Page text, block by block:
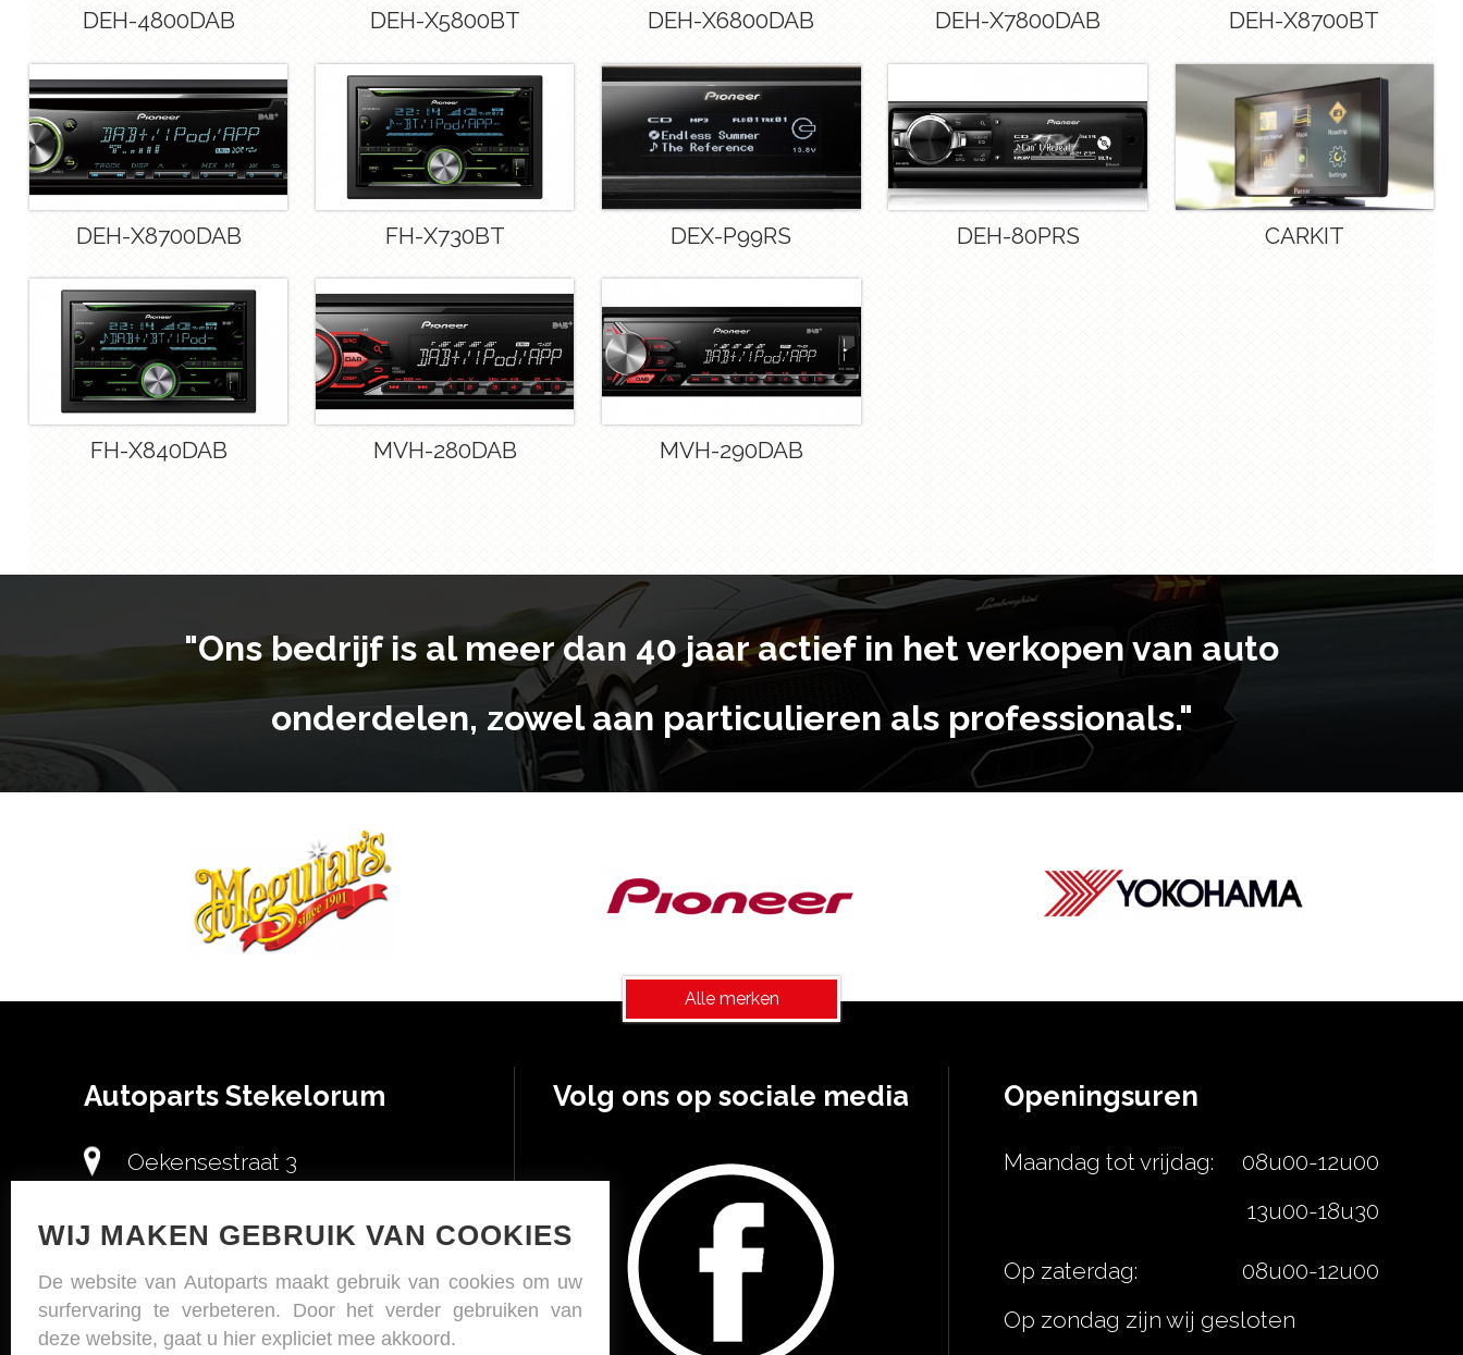
DEH-4800DAB DEH-X5800BT DEH-X6800DAB DEH-X7800DAB DEH-X8700BT
DEH-X8700DAB FH-X730BT DEX-P99RS DEH-80PRS CARKIT
FH-X840DAB MVH-280DAB MVH-290DAB
"Ons bedrijf is al meer dan 40 jaar actief in het verkopen van auto
onderdelen, zowel aan particulieren als professionals."
Alle merken
Autoparts Stekelorum
Oekensestraat 3
+(32) 51 30 20 02
+(32) 51 30 20 02
Volg ons op sociale media Openingsuren
Maandag tot vrijdag:
08u00-12u00
13u00-18u30
Op zaterdag:
08u00-12u00
Op zondag zijn wij gesloten
WIJ MAKEN GEBRUIK VAN COOKIES
De website van Autoparts maakt gebruik van cookies om uw
surfervaring te verbeteren. Door het verder gebruiken van
deze website, gaat u hier expliciet mee akkoord.